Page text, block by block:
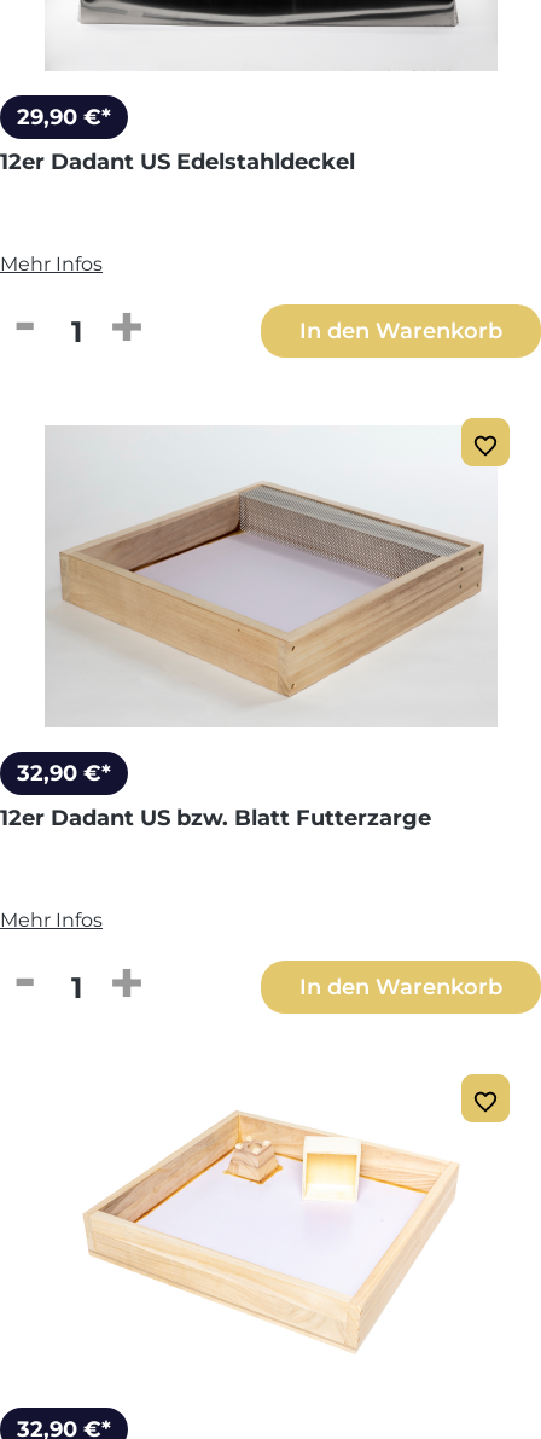
29,90 €*
12er Dadant US Edelstahldeckel
Mehr Infos
Produkt Anzahl: Gib den gewünschten
In den Warenkorb
32,90 €*
12er Dadant US bzw. Blatt Futterzarge
Mehr Infos
Produkt Anzahl: Gib den gewünschten
In den Warenkorb
32,90 €*